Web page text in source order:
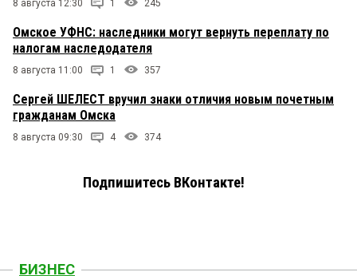
8 августа 12:30 1 245
Омское УФНС: наследники могут вернуть переплату по
налогам наследодателя
8 августа 11:00 1 357
Сергей ШЕЛЕСТ вручил знаки отличия новым почетным
гражданам Омска
8 августа 09:30 4 374
Подпишитесь ВКонтакте!
БИЗНЕС